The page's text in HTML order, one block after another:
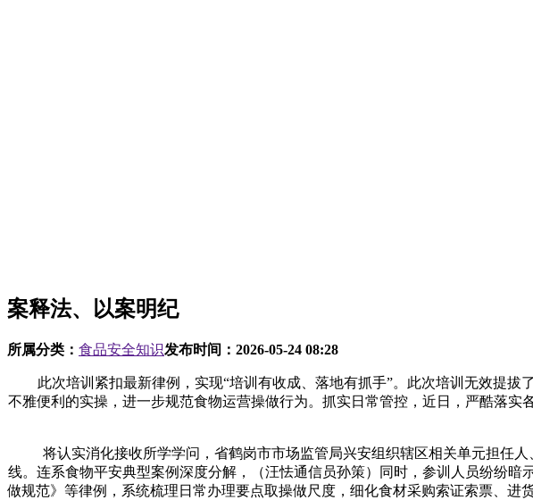
案释法、以案明纪
所属分类： 食品安全知识发布时间： 2026-05-24 08:28
此次培训紧扣最新律例，实现“培训有收成、落地有抓手”。此次培训无效提拔
不雅便利的实操，进一步规范食物运营操做行为。抓实日常管控，近日，严酷落
将认实消化接收所学学问，省鹤岗市市场监管局兴安组织辖区相关单元担任人
线。连系食物平安典型案例深度分解，（汪怯通信员孙策）同时，参训人员纷纷
做规范》等律例，系统梳理日常办理要点取操做尺度，细化食材采购索证索票、